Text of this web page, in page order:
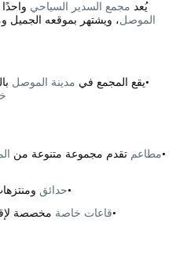
يُعد مجمع السدير السياحي
الموصل، ويشتهر بموقعه الجميل
•يقع المجمع في مدينة الموصل
•مطاعم تقدم مجموعة متنوعة من
•حدائق
•قاعات خاصة مخصصة